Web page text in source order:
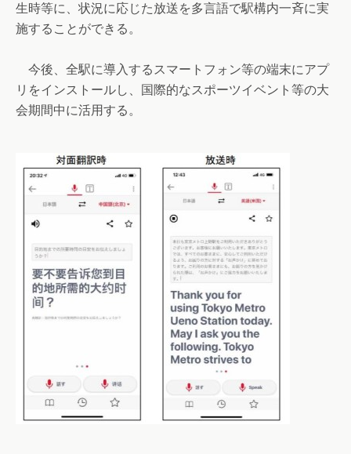
生時等に、状況に応じた放送を多言語で駅構内一斉に実
施することができる。
今後、全駅に導入するスマートフォン等の端末にアプ
リをインストールし、国際的なスポーツイベント等の大
会期間中に活用する。